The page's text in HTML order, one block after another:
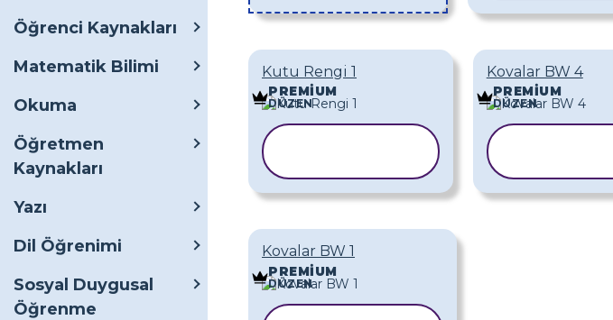
Öğrenci Kaynakları
Matematik Bilimi
Okuma
Öğretmen
Kaynakları
Yazı
Dil Öğrenimi
Sosyal Duygusal
Öğrenme
Kutu Rengi 1
PREMIUM
DÜZEN
Kovalar BW 4
PREMIUM
DÜZEN
Kovalar BW 1
PREMIUM
DÜZEN